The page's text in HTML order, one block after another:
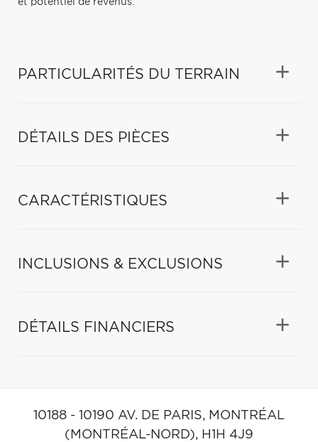
et potentiel de revenus.
PARTICULARITÉS DU TERRAIN
DÉTAILS DES PIÈCES
CARACTÉRISTIQUES
INCLUSIONS & EXCLUSIONS
DÉTAILS FINANCIERS
10188 - 10190 AV. DE PARIS, MONTRÉAL
(MONTRÉAL-NORD), H1H 4J9